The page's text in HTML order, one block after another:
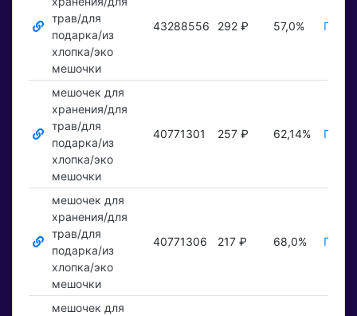
трав/для
подарка/из
хлопка/эко
мешочки
43288556 292 ₽ 57,0%
мешочек для
хранения/для
трав/для
подарка/из
хлопка/эко
мешочки
40771301 257 ₽ 62,14%
мешочек для
хранения/для
трав/для
подарка/из
хлопка/эко
мешочки
40771306 217 ₽ 68,0%
мешочек для